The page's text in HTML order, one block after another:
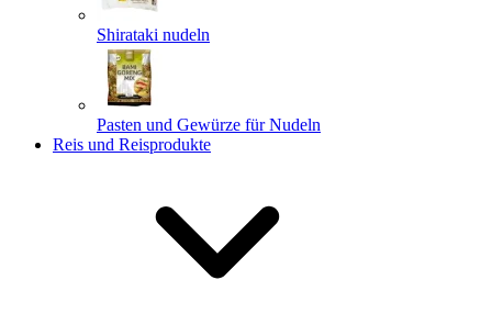
Shirataki nudeln
Pasten und Gewürze für Nudeln
Reis und Reisprodukte